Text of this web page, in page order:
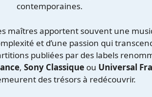
contemporaines.
maîtres apportent souvent une
et d’une passion qui
publiées par des labels
, Sony Classique ou Universal
des trésors à redécouvrir.